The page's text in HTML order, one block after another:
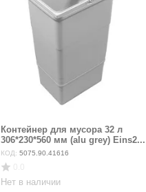
Контейнер для мусора 32 л
306*230*560 мм (alu grey) Eins2...
КОД: 5075.90.41616
Нет в наличии